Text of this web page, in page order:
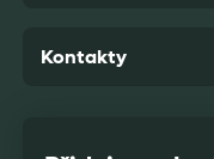
Kontakty